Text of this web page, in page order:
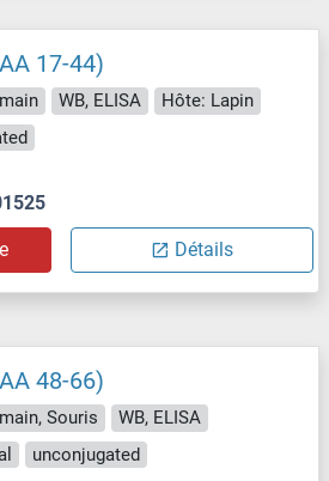
17-44)
WB, ELISA
Hôte: Lapin
Détails
48-66)
Souris
WB, ELISA
unconjugated